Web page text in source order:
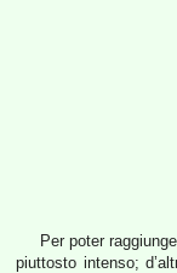
Per poter
piuttosto intenso;